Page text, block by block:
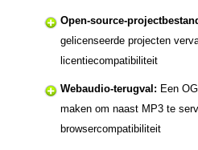
Open-source-
gelicenseerde projecten
licentiecompatibiliteit
Webaudio-terugval: Een
maken om naast MP3 te
browsercompatibiliteit